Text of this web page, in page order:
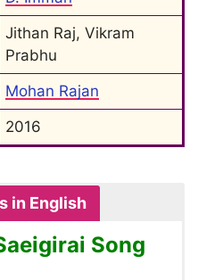
Jithan Raj, Vikram
Prabhu
Mohan Rajan
2016
in English
Song